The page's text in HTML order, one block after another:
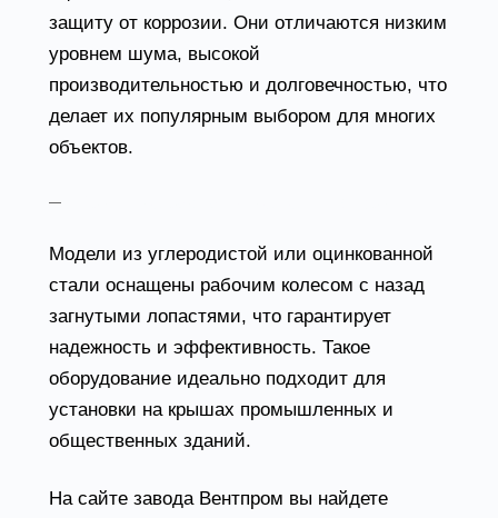
защиту от коррозии. Они отличаются низким
уровнем шума, высокой
производительностью и долговечностью, что
делает их популярным выбором для многих
объектов.
Модели из углеродистой или оцинкованной
стали оснащены рабочим колесом с назад
загнутыми лопастями, что гарантирует
надежность и эффективность. Такое
оборудование идеально подходит для
установки на крышах промышленных и
общественных зданий.
На сайте завода Вентпром вы найдете